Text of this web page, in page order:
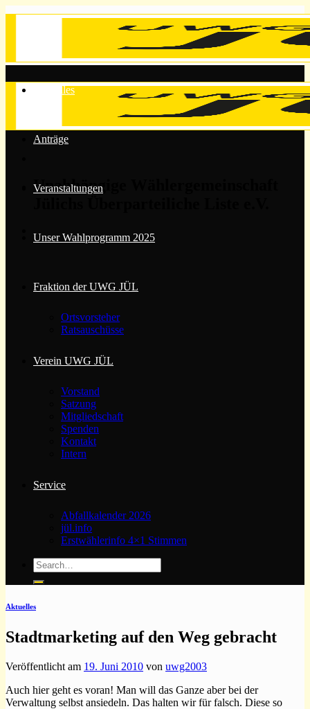
Unabhängige Wählergemeinschaft
Aktuelles
Anträge
Veranstaltungen
Unser Wahlprogramm 2025
Fraktion der UWG JÜL
Ortsvorsteher
Ratsauschüsse
Verein UWG JÜL
Vorstand
Satzung
Mitgliedschaft
Spenden
Kontakt
Intern
Service
Abfallkalender 2026
jül.info
Erstwählerinfo 4×1 Stimmen
Aktuelles
Stadtmarketing auf den Weg gebracht
Veröffentlicht am 19. Juni 2010 von uwg2003
Auch hier geht es voran! Man will das Ganze aber bei der
Verwaltung selbst ansiedeln. Das halten wir für falsch. Diese so